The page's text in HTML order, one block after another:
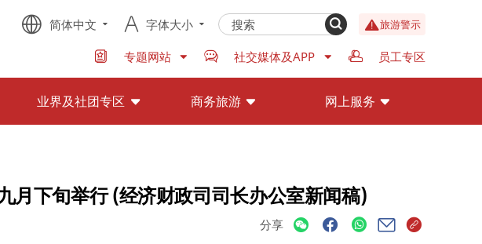
简体中文 字体大小 旅游警示
专题网站 社交媒体及APP 员工专区
业界及社团专区 商务旅游 网上服务
月下旬举行 (经济财政司司长办公室新闻稿)
分享